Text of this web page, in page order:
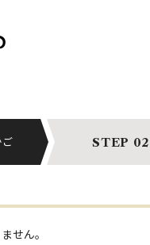
STEP 02
せん。